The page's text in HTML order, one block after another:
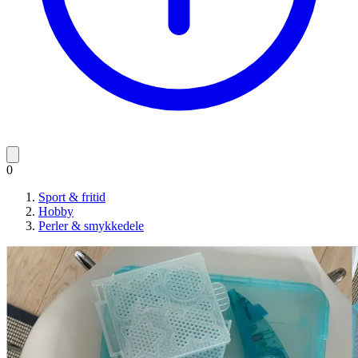
0
Sport & fritid
Hobby
Perler & smykkedele